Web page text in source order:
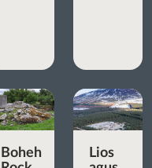
Boheh
Lios